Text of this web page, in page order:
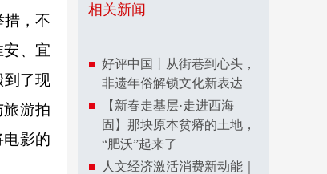
措，不
、宜
到了现
游拍
影的
相关新闻
好评中国丨从街巷到心头，
非遗年俗解锁文化新表达
【新春走基层·走进西海
固】那块原本贫瘠的土地，
“肥沃”起来了
人文经济激活消费新动能｜